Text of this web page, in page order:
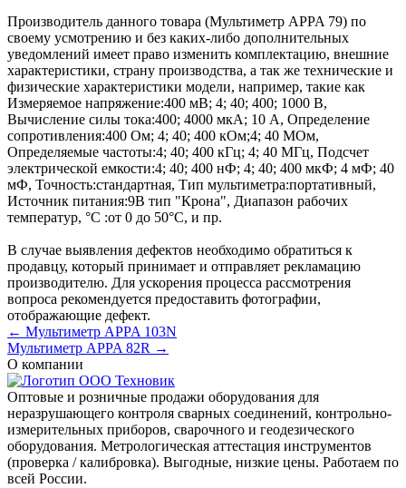
Производитель данного товара (Мультиметр APPA 79) по
своему усмотрению и без каких-либо дополнительных
уведомлений имеет право изменить комплектацию, внешние
характеристики, страну производства, а так же технические и
физические характеристики модели, например, такие как
Измеряемое напряжение:400 мВ; 4; 40; 400; 1000 В,
Вычисление силы тока:400; 4000 мкА; 10 А, Определение
сопротивления:400 Ом; 4; 40; 400 кОм;4; 40 МОм,
Определяемые частоты:4; 40; 400 кГц; 4; 40 МГц, Подсчет
электрической емкости:4; 40; 400 нФ; 4; 40; 400 мкФ; 4 мФ; 40
мФ, Точность:стандартная, Тип мультиметра:портативный,
Источник питания:9В тип "Крона", Диапазон рабочих
температур, °C :от 0 до 50°С, и пр.
В случае выявления дефектов необходимо обратиться к
продавцу, который принимает и отправляет рекламацию
производителю. Для ускорения процесса рассмотрения
вопроса рекомендуется предоставить фотографии,
отображающие дефект.
← Мультиметр APPA 103N
Мультиметр APPA 82R →
О компании
Оптовые и розничные продажи оборудования для
неразрушающего контроля сварных соединений, контрольно-
измерительных приборов, сварочного и геодезического
оборудования. Метрологическая аттестация инструментов
(проверка / калибровка). Выгодные, низкие цены. Работаем по
всей России.